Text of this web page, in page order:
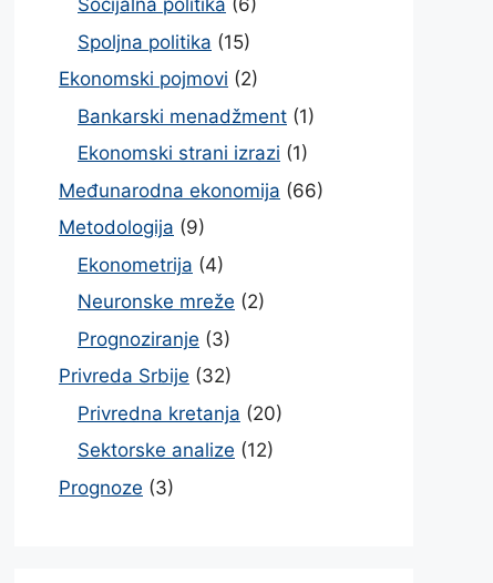
Socijalna politika (6)
Spoljna politika (15)
Ekonomski pojmovi (2)
Bankarski menadžment (1)
Ekonomski strani izrazi (1)
Međunarodna ekonomija (66)
Metodologija (9)
Ekonometrija (4)
Neuronske mreže (2)
Prognoziranje (3)
Privreda Srbije (32)
Privredna kretanja (20)
Sektorske analize (12)
Prognoze (3)